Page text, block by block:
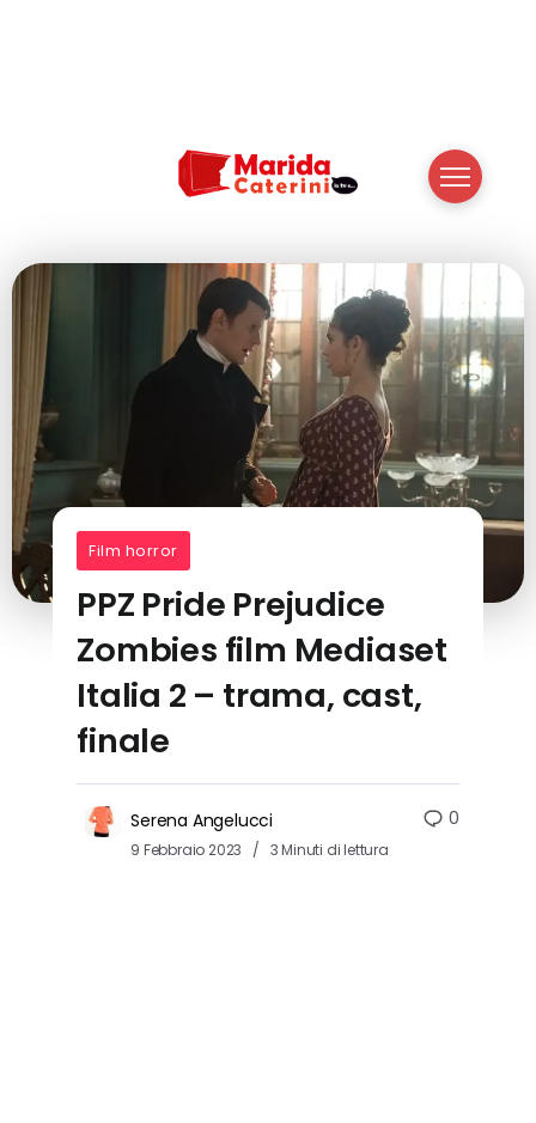
Film horror
PPZ Pride Prejudice
Zombies film Mediaset
Italia 2 – trama, cast,
finale
Serena Angelucci
9 Febbraio 2023 3 Minuti di lettura
0